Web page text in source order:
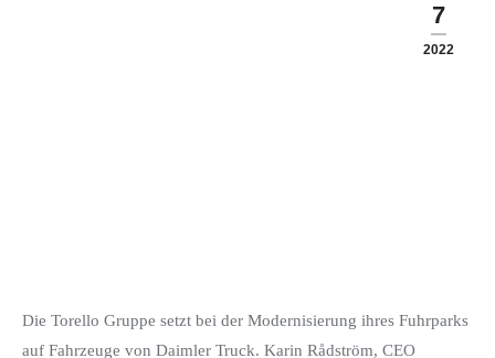
7
2022
Die Torello Gruppe setzt bei der Modernisierung ihres Fuhrparks
auf Fahrzeuge von Daimler Truck. Karin Rådström, CEO